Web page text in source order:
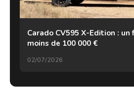
Carado CV595 X-Edition : un
moins de 100 000 €
02/07/2026